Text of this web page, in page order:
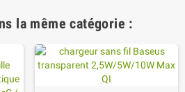
la même catégorie :